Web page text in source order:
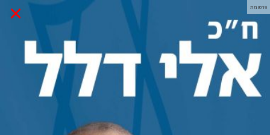
× פרסומת